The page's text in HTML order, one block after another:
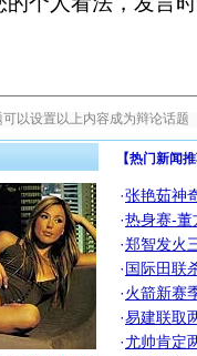
【热门新闻
·张艳茹神
·热身赛-董
·郑智发火
·国际田联
·火箭新赛
·易建联取
·尤帅肯定